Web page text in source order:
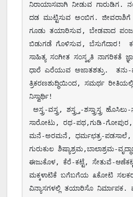
ನಿರಾಯಾಸವಾಗಿ ನೀಡುವ ಗಾರುಡಿಗ.
ದಡ ಮುಟ್ಟಿಸುವ ಅಂಬಿಗ. ಜೀವರಾಶಿಗೆ
ಗೂಡು ತಯಾರಿಸುವ, ಬೇಡವಾದ
ಬಿಡುಗಡೆ ಗೊಳಿಸುವ, ಬೆಸುಗೆದಾರ!
ಸಾಹಿತ್ಯ ಸಂಗೀತ ಸಂಸ್ಕೃತಿ ನಾಗರಿಕತೆ
ಧಾರೆ ಎರೆಯುವ ಅಜಾತಶತ್ರು.  ತನು-
ತ್ರಿಕರಣಶುದ್ಧಿಯಿಂದ, ಸಮರ್ಥ
ನಿಸ್ವಾರ್ಥಿ!
ಸಾರೋಟು, ರಥ-ಪಥ,ಗುಡಿ-
ಮನೆ-ಅರಮನೆ, ಧರ್ಮಛತ್ರ-ಪಡಸಾಲೆ,
ಗುರುಕುಲ ಶಿಷ್ಯಾಶ್ರಮ,ಬಾಲಾಶ್ರಮ-
ಈಜುಕೊಳ, ಕೆರೆ-ಕಟ್ಟೆ, ಸೇತುವೆ-
ಮಕ್ಕಳಾಟಿಕೆ ಬಗೆಬಗೆಯ ೩ಕೋಟಿ
ವಿನ್ಯಾಸಗಳಲ್ಲಿ ತಯಾರಿಸೊ ನಿರ್ಮಾಪಕ.